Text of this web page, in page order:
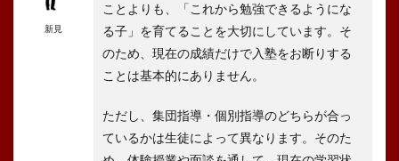
新見
ことよりも、「これから勉強できるようにな
る子」を育てることを大切にしています。そ
のため、現在の成績だけで入塾をお断りする
ことは基本的にありません。
ただし、集団指導・個別指導のどちらが合っ
ているかは生徒によって異なります。そのた